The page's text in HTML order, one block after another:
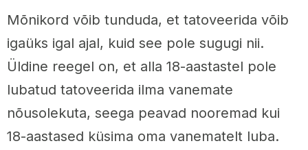
Mõnikord võib tunduda, et tatoveerida võib
igaüks igal ajal, kuid see pole sugugi nii.
Üldine reegel on, et alla 18-aastastel pole
lubatud tatoveerida ilma vanemate
nõusolekuta, seega peavad nooremad kui
18-aastased küsima oma vanematelt luba.